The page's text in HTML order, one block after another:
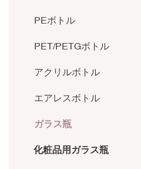
ラミネートチューブ
PEボトル
PET/PETGボトル
アクリルボトル
エアレスボトル
ガラス瓶
化粧品用ガラス瓶